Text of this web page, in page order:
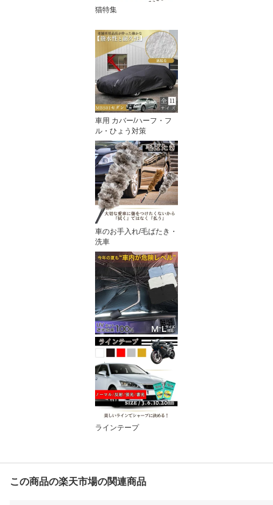
猫特集
車用 カバー/ハーフ・フ
ル・ひょう対策
車のお手入れ/毛ばたき・
洗車
ラインテープ
この商品の楽天市場の関連商品